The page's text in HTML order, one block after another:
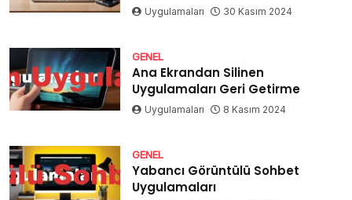
Uygulamaları 30 Kasım 2024
GENEL
Ana Ekrandan Silinen
Uygulamaları Geri Getirme
Uygulamaları 8 Kasım 2024
GENEL
Yabancı Görüntülü Sohbet
Uygulamaları